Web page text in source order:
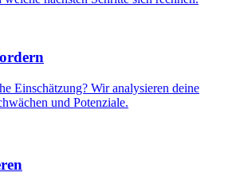
Einschätzung? Wir analysieren deine
und Potenziale.